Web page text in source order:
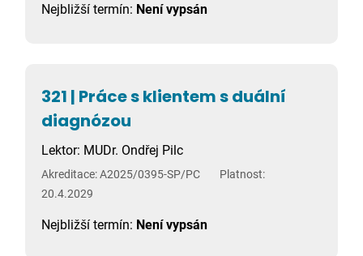
Nejbližší termín: Není vypsán
321 | Práce s klientem s duální
diagnózou
Lektor: MUDr. Ondřej Pilc
Akreditace: A2025/0395-SP/PC
Platnost:
20.4.2029
Nejbližší termín: Není vypsán